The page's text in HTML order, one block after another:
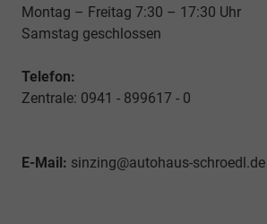
Montag – Freitag 7:30 – 17:30 Uhr
Samstag geschlossen
Telefon:
Zentrale: 0941 - 899617 - 0
E-Mail: sinzing@autohaus-schroedl.de